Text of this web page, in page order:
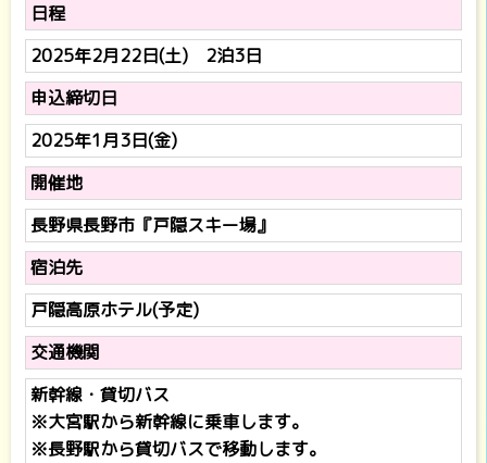
日程
2025年2月22日(土) 2泊3日
申込締切日
2025年1月3日(金)
開催地
長野県長野市『戸隠スキー場』
宿泊先
戸隠高原ホテル(予定)
交通機関
新幹線・貸切バス
※大宮駅から新幹線に乗車します。
※長野駅から貸切バスで移動します。